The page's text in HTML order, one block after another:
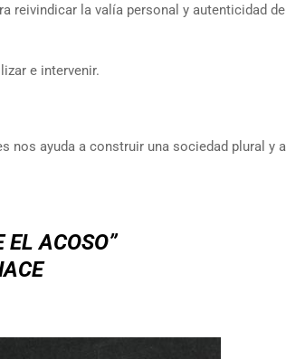
reivindicar la valía personal y autenticidad de
e intervenir.
nos ayuda a construir una sociedad plural y a
EL ACOSO”